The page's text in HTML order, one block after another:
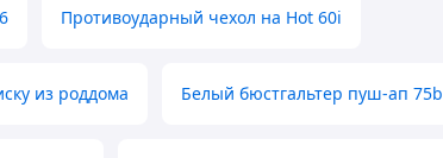
Противоударный чехол на Hot 60i
из роддома Белый бюстгальтер пуш-ап 75b